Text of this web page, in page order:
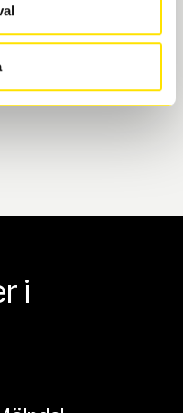
eller
datum och tid för
en säker körning.
i